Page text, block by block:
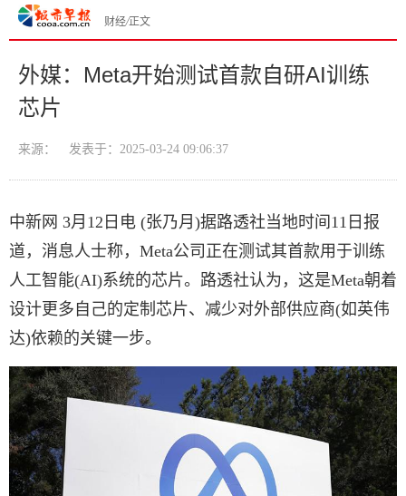
财经/正文
外媒：Meta开始测试首款自研AI训练
芯片
来源： 发表于：2025-03-24 09:06:37
中新网 3月12日电 (张乃月)据路透社当地时间11日报
道，消息人士称，Meta公司正在测试其首款用于训练
人工智能(AI)系统的芯片。路透社认为，这是Meta朝着
设计更多自己的定制芯片、减少对外部供应商(如英伟
达)依赖的关键一步。